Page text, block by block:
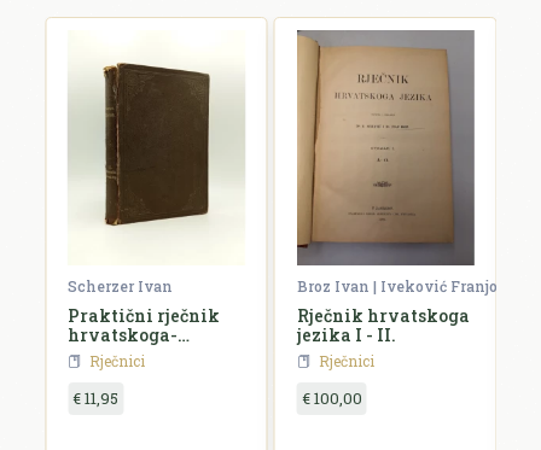
Scherzer Ivan
Praktični rječnik
hrvatskoga-
srpskoga i
njemačkoga jezika
Rječnici
€ 11,95
Broz Ivan | Iveković Franjo
Rječnik hrvatskoga
jezika I - II.
Rječnici
€ 100,00